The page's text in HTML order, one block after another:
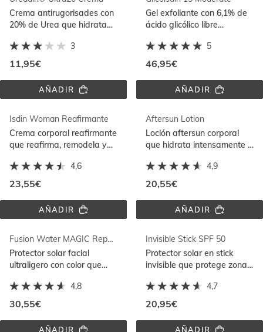
ACOLCHADO
Crema antirugorisades con
20% de Urea que hidrata
engrosamientos 3
11,95€
AÑADIRUREADIN®
Gel exfoliante con 6,1% de
ácido glicólico libre
mixtas o grasas5
46,95€
AÑADIRGLICOISDIN
Isdin Woman Reafirmante
Crema corporal reafirmante
que reafirma, remodela y
ingredientes de origen
natural
4,6
23,55€
AÑADIRISDIN
Aftersun Lotion
Loción aftersun corporal
que hidrata intensamente y
bronceado con pantenol
4,9
20,55€
AÑADIRAFTERSUN
Fusion Water MAGIC Repair Color SPF 50
Protector solar facial
ultraligero con color que
el daño solar con DNA
Repairsomes
4,8
30,55€
AÑADIR
Invisible Stick SPF 50
Protector solar en stick
invisible que protege zonas
al agua y sudor 4,7
20,95€
AÑADIR